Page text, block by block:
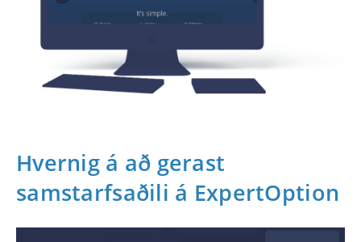
Hvernig á að gerast
samstarfsaðili á ExpertOption